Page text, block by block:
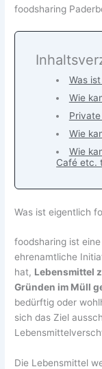
foodsharing
Was
Wie
Wie
Wie
Café etc.
Was ist eigentlich
foodsharing ist
ehrenamtliche
hat, Lebensmittel
Gründen im Müll
bedürftig oder
sich das Ziel
Die Lebensmittel